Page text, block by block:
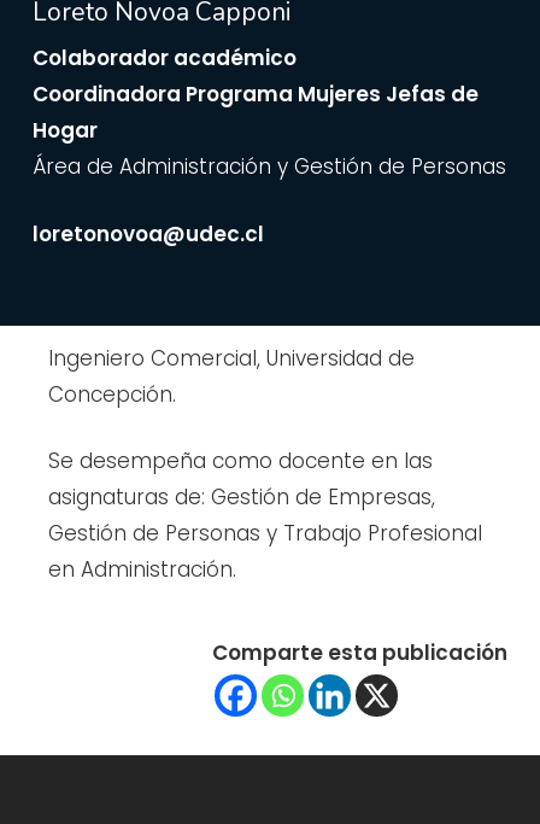
Loreto Novoa Capponi
Colaborador académico
Coordinadora Programa Mujeres Jefas de
Hogar
Área de Administración y Gestión de Personas
loretonovoa@udec.cl
Ingeniero Comercial, Universidad de
Concepción.
Se desempeña como docente en las
asignaturas de: Gestión de Empresas,
Gestión de Personas y Trabajo Profesional
en Administración.
Comparte esta publicación